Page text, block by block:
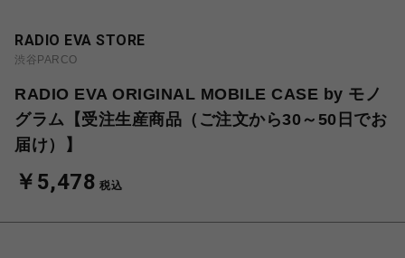
RADIO EVA STORE
渋谷PARCO
RADIO EVA ORIGINAL MOBILE CASE by モノ
グラム【受注生産商品（ご注文から30～50日でお
届け）】
￥5,478 税込